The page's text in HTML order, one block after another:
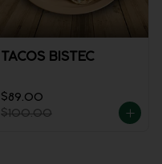
TACOS BISTEC
$89.00
$100.00